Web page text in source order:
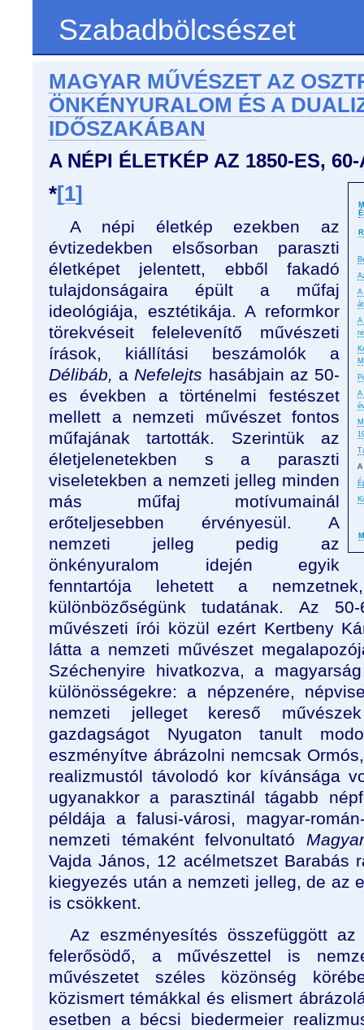
Szabadbölcsészet
MAGYAR MŰVÉSZET AZ
ÖNKÉNYURALOM ÉS A
IDŐSZAKÁBAN
A NÉPI ÉLETKÉP AZ 1850-ES,
A
A
A
A
*[1]
A népi életkép ezekben az
évtizedekben elsősorban paraszti
életképet jelentett, ebből fakadó
tulajdonságaira épült a műfaj
ideológiája, esztétikája. A reformkor
törekvéseit felelevenítő művészeti
írások, kiállítási beszámolók a
Délibáb, a Nefelejts hasábjain az 50-
es években a történelmi festészet
mellett a nemzeti művészet fontos
műfajának tartották. Szerintük az
életjelenetekben s a paraszti
viseletekben a nemzeti jelleg minden
más műfaj motívumainál
erőteljesebben érvényesül. A
nemzeti jelleg pedig az
önkényuralom idején egyik
fenntartója lehetett a
különbözőségünk tudatának. Az
művészeti írói közül ezért Kertbeny
látta a nemzeti művészet
Széchenyire hivatkozva, a
különösségekre: a népzenére,
nemzeti jelleget kereső
gazdagságot Nyugaton tanult
eszményítve ábrázolni nemcsak
realizmustól távolodó kor kívánsága
ugyanakkor a parasztinál tágabb
példája a falusi-városi, magyar-
nemzeti témaként felvonultató
Vajda János, 12 acélmetszet Barabás
kiegyezés után a nemzeti jelleg, de az
is csökkent.
Az eszményesítés összefüggött
felerősödő, a művészettel is
művészetet széles közönség
közismert témákkal és elismert
esetben a bécsi biedermeier